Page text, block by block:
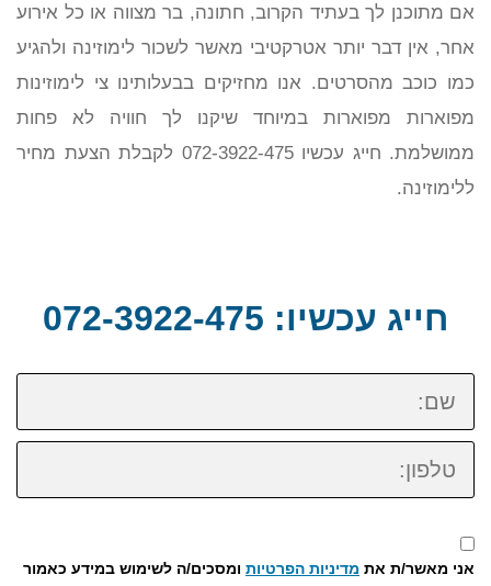
אם מתוכנן לך בעתיד הקרוב, חתונה, בר מצווה או כל אירוע
אחר, אין דבר יותר אטרקטיבי מאשר לשכור לימוזינה ולהגיע
כמו כוכב מהסרטים. אנו מחזיקים בבעלותינו צי לימוזינות
מפוארות מפוארות במיוחד שיקנו לך חוויה לא פחות
ממושלמת. חייג עכשיו 072-3922-475 לקבלת הצעת מחיר
ללימוזינה.
חייג עכשיו: 072-3922-475
שם:
טלפון:
אני מאשר/ת את מדיניות הפרטיות ומסכים/ה לשימוש במידע כאמור